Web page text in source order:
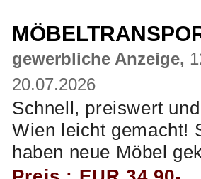
gewerbliche Anzeige,
20.07.2026
Schnell, preiswert
Wien leicht gemacht!
haben neue Möbel